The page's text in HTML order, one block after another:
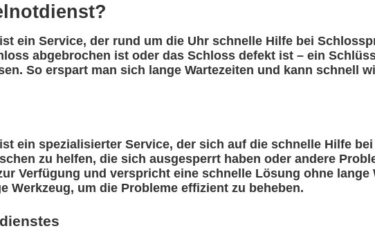
ein Service, der rund um die Uhr schnelle Hilfe bei
abgebrochen ist oder das Schloss defekt ist – ein
So erspart man sich lange Wartezeiten und kann schnell
ein spezialisierter Service, der sich auf die schnelle Hilfe
zu helfen, die sich ausgesperrt haben oder andere
Verfügung und verspricht eine schnelle Lösung ohne
Werkzeug, um die Probleme effizient zu beheben.